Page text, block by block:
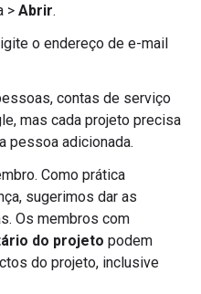
> Abrir.
o endereço de e-mail
contas de serviço
mas cada projeto precisa
pessoa adicionada.
Como prática
sugerimos dar as
Os membros com
do projeto podem
do projeto, inclusive